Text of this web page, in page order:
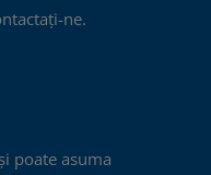
ne.
poate asuma